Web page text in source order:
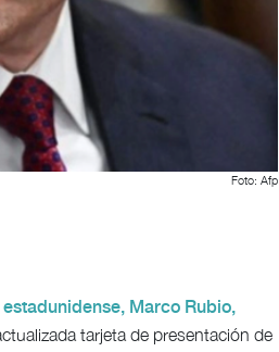
Foto: Afp
Marco Rubio,
tarjeta de presentación de